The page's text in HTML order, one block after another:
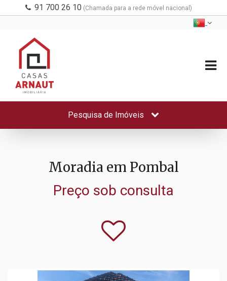
91 700 26 10 (Chamada para a rede móvel nacional)
Pesquisa de Imóveis
Moradia em Pombal
Preço sob consulta